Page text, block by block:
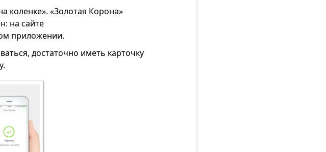
коленке». «Золотая Корона»
на сайте
приложении.
достаточно иметь карточку